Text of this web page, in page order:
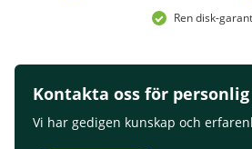
Ren disk-
Kontakta oss för
Vi har gedigen kunskap och